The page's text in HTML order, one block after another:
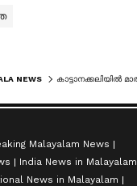
NEWS
Malayalam News
India News in Malayalam
News in Malayalam